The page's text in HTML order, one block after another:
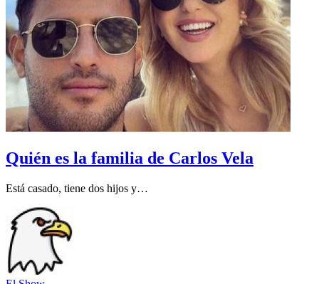
Quién es la familia de Carlos Vela
Está casado, tiene dos hijos y…